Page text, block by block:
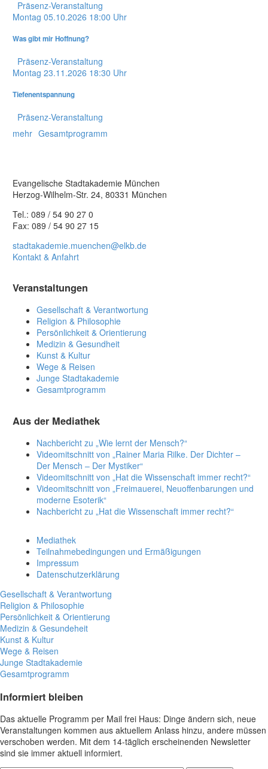
Präsenz-Veranstaltung
Montag 05.10.2026 18:00 Uhr
Was gibt mir Hoffnung?
Präsenz-Veranstaltung
Montag 23.11.2026 18:30 Uhr
Tiefenentspannung
Präsenz-Veranstaltung
mehr Gesamtprogramm
Evangelische Stadtakademie München
Herzog-Wilhelm-Str. 24, 80331 München
Tel.: 089 / 54 90 27 0
Fax: 089 / 54 90 27 15
stadtakademie.muenchen@elkb.de
Kontakt & Anfahrt
Veranstaltungen
Gesellschaft & Verantwortung
Religion & Philosophie
Persönlichkeit & Orientierung
Medizin & Gesundheit
Kunst & Kultur
Wege & Reisen
Junge Stadtakademie
Gesamtprogramm
Aus der Mediathek
Nachbericht zu „Wie lernt der Mensch?“
Videomitschnitt von „Rainer Maria Rilke. Der Dichter –
Der Mensch – Der Mystiker“
Videomitschnitt von „Hat die Wissenschaft immer recht?“
Videomitschnitt von „Freimauerei, Neuoffenbarungen und
moderne Esoterik“
Nachbericht zu „Hat die Wissenschaft immer recht?“
Mediathek
Teilnahmebedingungen und Ermäßigungen
Impressum
Datenschutzerklärung
Gesellschaft & Verantwortung
Religion & Philosophie
Persönlichkeit & Orientierung
Medizin & Gesundeheit
Kunst & Kultur
Wege & Reisen
Junge Stadtakademie
Gesamtprogramm
Informiert bleiben
Das aktuelle Programm per Mail frei Haus: Dinge ändern sich, neue
Veranstaltungen kommen aus aktuellem Anlass hinzu, andere müssen
verschoben werden. Mit dem 14-täglich erscheinenden Newsletter
sind sie immer aktuell informiert.